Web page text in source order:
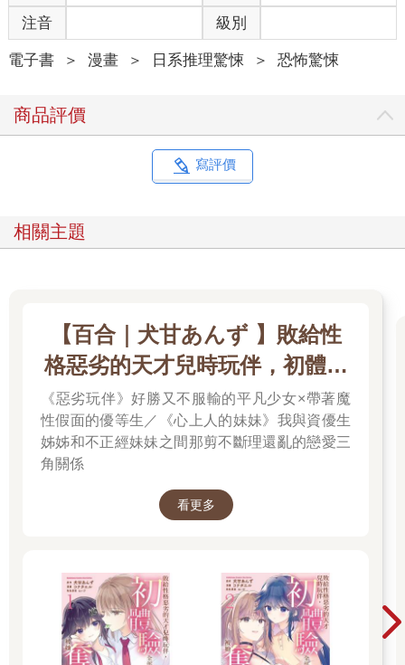
注音 級別
電子書 ＞ 漫畫 ＞ 日系推理驚悚 ＞ 恐怖驚悚
商品評價
寫評價
相關主題
【百合｜犬甘あんず 】敗給性
格惡劣的天才兒時玩伴，初體驗
全部被她奪走了／心上人的妹妹
《惡劣玩伴》好勝又不服輸的平凡少女×帶著魔
性假面的優等生／《心上人的妹妹》我與資優生
姊姊和不正經妹妹之間那剪不斷理還亂的戀愛三
角關係
看更多